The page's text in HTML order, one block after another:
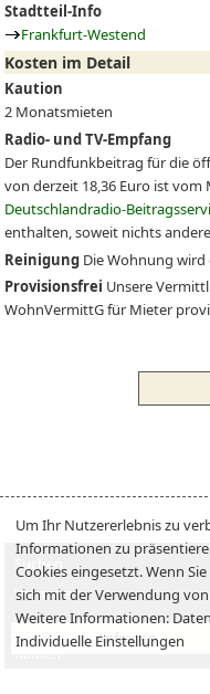
Anfragen
Stadtteil-Info
Frankfurt-Westend
Kosten im Detail
Kaution
2 Monatsmieten
Radio- und TV-Empfang
Der Rundfunkbeitrag für die
von derzeit 18,36 Euro ist vom
Deutschlandradio-
enthalten, soweit nichts
Reinigung Die Wohnung
Provisionsfrei Unsere
WohnVermittG für Mieter
Suchen
Vermieten
Verkaufen
Kaufen
Um Ihr Nutzererlebnis zu
Informationen zu
Cookies eingesetzt. Wenn
sich mit der Verwendung
Weitere Informationen:
Individuelle Einstellungen